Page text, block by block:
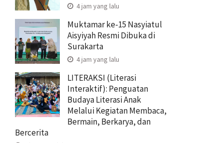
4 jam yang lalu
Muktamar ke-15 Nasyiatul
Aisyiyah Resmi Dibuka di
Surakarta
4 jam yang lalu
LITERAKSI (Literasi
Interaktif): Penguatan
Budaya Literasi Anak
Melalui Kegiatan Membaca,
Bermain, Berkarya, dan
Bercerita